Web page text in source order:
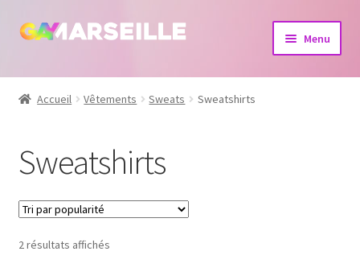
Aller
navigation
Aller
Menu
Boutique
Calendrier
Dvd
Livres
Accueil Vêtements Sweats Sweatshirts
Sweatshirts
2 résultats affichés